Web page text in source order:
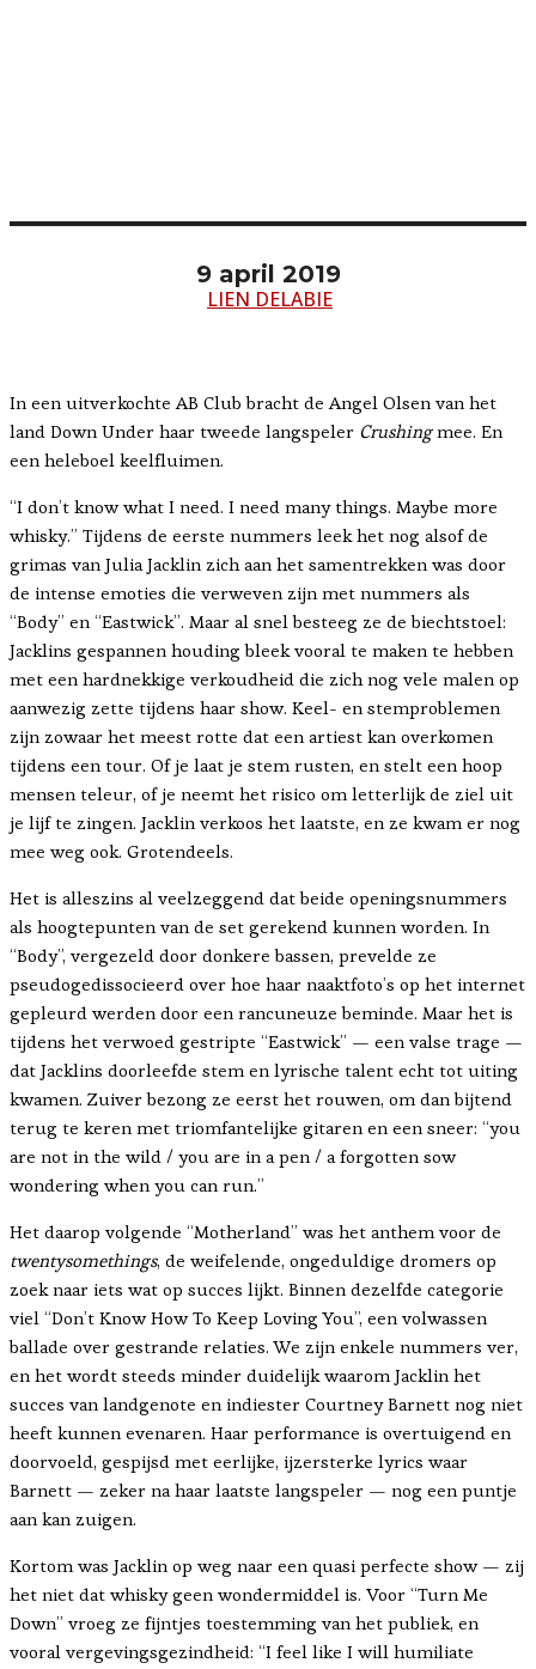
9 april 2019
LIEN DELABIE
In een uitverkochte AB Club bracht de Angel Olsen van het
land Down Under haar tweede langspeler Crushingmee. En
een heleboel keelfluimen.
“I don’t know what I need. I need many things. Maybe more
whisky.” Tijdens de eerste nummers leek het nog alsof de
grimas van Julia Jacklin zich aan het samentrekken was door
de intense emoties die verweven zijn met nummers als
“Body” en “Eastwick”. Maar al snel besteeg ze de biechtstoel:
Jacklins gespannen houding bleek vooral te maken te hebben
met een hardnekkige verkoudheid die zich nog vele malen op
aanwezig zette tijdens haar show. Keel- en stemproblemen
zijn zowaar het meest rotte dat een artiest kan overkomen
tijdens een tour. Of je laat je stem rusten, en stelt een hoop
mensen teleur, of je neemt het risico om letterlijk de ziel uit
je lijf te zingen. Jacklin verkoos het laatste, en ze kwam er nog
mee weg ook. Grotendeels.
Het is alleszins al veelzeggend dat beide openingsnummers
als hoogtepunten van de set gerekend kunnen worden. In
“Body”, vergezeld door donkere bassen, prevelde ze
pseudogedissocieerd over hoe haar naaktfoto’s op het internet
gepleurd werden door een rancuneuze beminde. Maar het is
tijdens het verwoed gestripte “Eastwick” — een valse trage —
dat Jacklins doorleefde stem en lyrische talent echt tot uiting
kwamen. Zuiver bezong ze eerst het rouwen, om dan bijtend
terug te keren met triomfantelijke gitaren en een sneer: “you
are not in the wild / you are in a pen / a forgotten sow
wondering when you can run.”
Het daarop volgende “Motherland” was het anthem voor de
twentysomethings, de weifelende, ongeduldige dromers op
zoek naar iets wat op succes lijkt. Binnen dezelfde categorie
viel “Don’t Know How To Keep Loving You”, een volwassen
ballade over gestrande relaties. We zijn enkele nummers ver,
en het wordt steeds minder duidelijk waarom Jacklin het
succes van landgenote en indiester Courtney Barnett nog niet
heeft kunnen evenaren. Haar performance is overtuigend en
doorvoeld, gespijsd met eerlijke, ijzersterke lyrics waar
Barnett — zeker na haar laatste langspeler — nog een puntje
aan kan zuigen.
Kortom was Jacklin op weg naar een quasi perfecte show — zij
het niet dat whisky geen wondermiddel is. Voor “Turn Me
Down” vroeg ze fijntjes toestemming van het publiek, en
vooral vergevingsgezindheid: “I feel like I will humiliate